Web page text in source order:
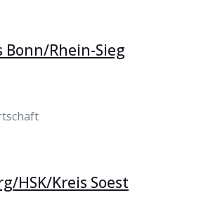
Bonn/Rhein-Sieg
HSK/Kreis Soest